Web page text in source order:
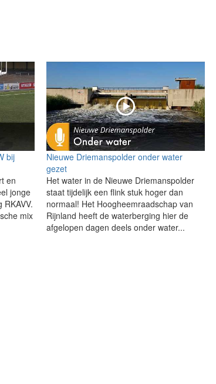
bij
en
jonge
mix
Nieuwe Driemanspolder onder water
gezet
Het water in de Nieuwe Driemanspolder
staat tijdelijk een flink stuk hoger dan
normaal! Het Hoogheemraadschap van
Rijnland heeft de waterberging hier de
afgelopen dagen deels onder water...